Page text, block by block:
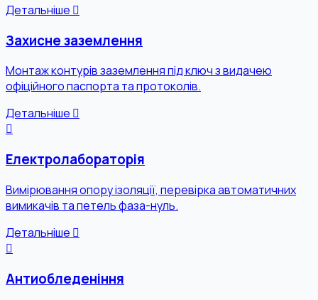
Детальніше
Захисне заземлення
Монтаж контурів заземлення під ключ з видачею
офіційного паспорта та протоколів.
Детальніше
Електролабораторія
Вимірювання опору ізоляції, перевірка автоматичних
вимикачів та петель фаза-нуль.
Детальніше
Антиобледеніння